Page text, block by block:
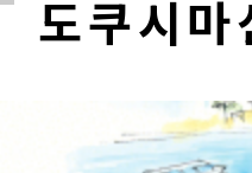
도쿠시